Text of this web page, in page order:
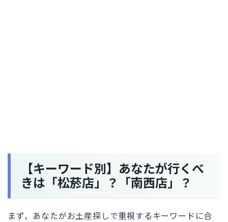
【キーワード別】あなたが行くべ
きは「松菸店」？「南西店」？
まず、あなたがお土産探しで重視するキーワードに合